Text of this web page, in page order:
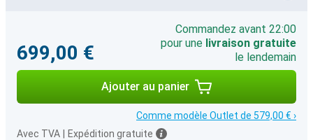
699,00 €
Commandez avant 22:00
pour une livraison gratuite
le lendemain
Ajouter au panier
Comme modèle Outlet de 579,00 € ›
Avec TVA
Expédition gratuite